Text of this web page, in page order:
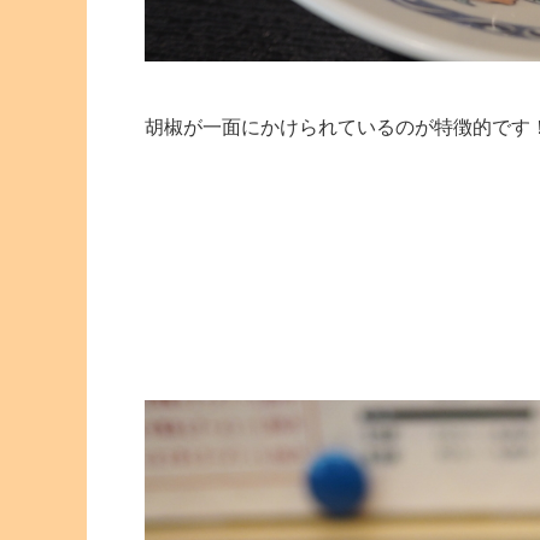
胡椒が一面にかけられているのが特徴的です